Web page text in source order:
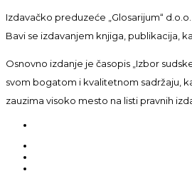
Izdavačko preduzeće „Glosarijum“
Bavi se izdavanjem knjiga, publikacija,
Osnovno izdanje je časopis „Izbor
svom bogatom i kvalitetnom sadržaju,
zauzima visoko mesto na listi pravnih